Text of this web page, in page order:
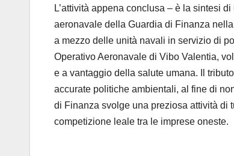
L’attività appena conclusa – è la sintesi
aeronavale della Guardia di Finanza
a mezzo delle unità navali in servizio di
Operativo Aeronavale di Vibo Valentia,
e a vantaggio della salute umana. Il
accurate politiche ambientali, al fine di
di Finanza svolge una preziosa attività di
competizione leale tra le imprese oneste.